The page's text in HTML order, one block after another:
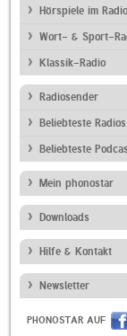
Hörspiele im Radio
Wort- & Sport-
Klassik-Radio
Radiosender
Beliebteste Radios
Beliebteste
Mein phonostar
Downloads
Hilfe & Kontakt
Newsletter
PHONOSTAR AUF
RADIO
Rock